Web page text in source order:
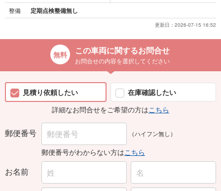
整備 定期点検整備無し
更新日： 2026-07-15 16:52
この車両に関するお問合せ
お問合せの内容を選択してください
見積り依頼したい
在庫確認したい
詳細なお問合せをご希望の方はこちら
郵便番号 （ハイフン無し）
郵便番号がわからない方はこちら
お名前